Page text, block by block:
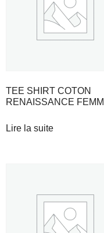
TEE SHIRT COTON
RENAISSANCE
Lire la suite